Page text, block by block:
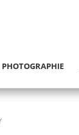
PHOTOGRAPHIE